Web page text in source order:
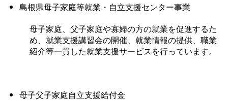
島根県母子家庭等就業・自立支援センター事業
母子家庭、父子家庭や寡婦の方の就業を促進するた
め、就業支援講習会の開催、就業情報の提供、職業
紹介等一貫した就業支援サービスを行っています。
母子父子家庭自立支援給付金